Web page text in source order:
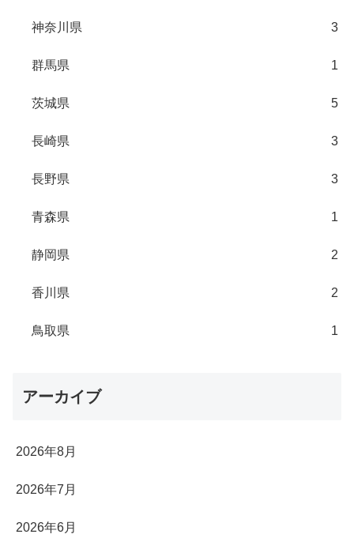
神奈川県 3
群馬県 1
茨城県 5
長崎県 3
長野県 3
青森県 1
静岡県 2
香川県 2
鳥取県 1
アーカイブ
2026年8月
2026年7月
2026年6月